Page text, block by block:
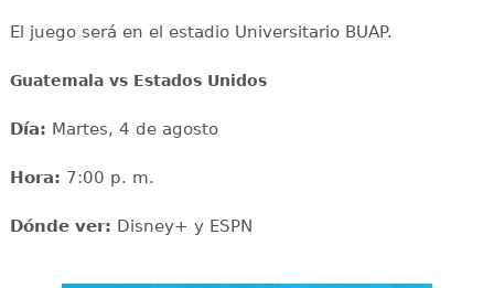
El juego será en el estadio Universitario BUAP.
Guatemala vs Estados Unidos
Día: Martes, 4 de agosto
Hora: 7:00 p. m.
Dónde ver: Disney+ y ESPN